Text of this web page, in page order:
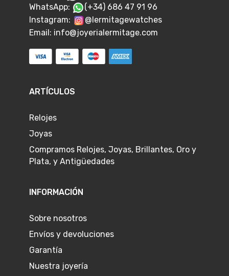
WhatsApp:
(+34) 686 47 91 96
Instagram:
@lermitagewatches
Email: info@joyerialermitage.com
ARTÍCULOS
Relojes
Joyas
Compramos Relojes, Joyas, Brillantes, Oro y
Plata, y Antigüedades
INFORMACIÓN
Sobre nosotros
Envíos y devoluciones
Garantía
Nuestra joyería